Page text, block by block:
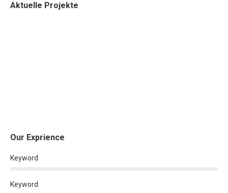
Aktuelle Projekte
Our Exprience
Keyword
Keyword